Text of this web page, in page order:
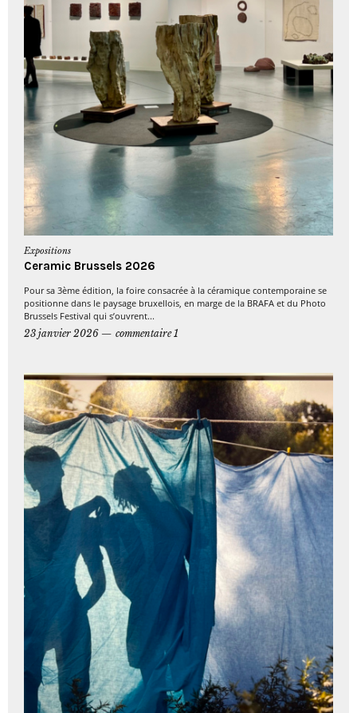
Expositions
Ceramic Brussels 2026
Pour sa 3ème édition, la foire consacrée à la céramique contemporaine se
positionne dans le paysage bruxellois, en marge de la BRAFA et du Photo
Brussels Festival qui s’ouvrent...
23 janvier 2026
commentaire 1